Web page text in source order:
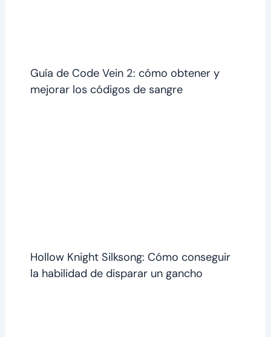
Guía de Code Vein 2: cómo obtener y
mejorar los códigos de sangre
Hollow Knight Silksong: Cómo conseguir
la habilidad de disparar un gancho